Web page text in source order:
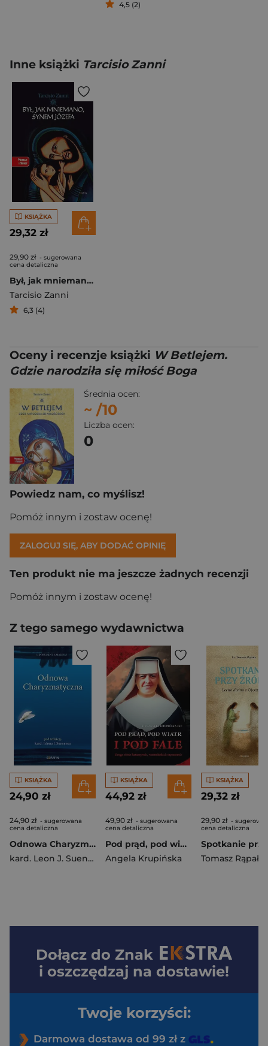
4,5 (2)
Inne książki Tarcisio Zanni
KSIĄŻKA
29,32 zł
29,90 zł - sugerowana
cena detaliczna
Był, jak mniemano, synem Józefa
Tarcisio Zanni
6,3 (4)
Oceny i recenzje książki W Betlejem.
Gdzie narodziła się miłość Boga
Średnia ocen:
~ /10
Liczba ocen:
0
Powiedz nam, co myślisz!
Pomóż innym i zostaw ocenę!
ZALOGUJ SIĘ, ABY DODAĆ OPINIĘ
Ten produkt nie ma jeszcze żadnych recenzji
Pomóż innym i zostaw ocenę!
Z tego samego wydawnictwa
KSIĄŻKA
24,90 zł
24,90 zł - sugerowana
cena detaliczna
Odnowa Charyzmatyczna I Dokument z Malines Wskazania teologiczne i duszpasterskie
kard. Leon J. Suenens
KSIĄŻKA
44,92 zł
49,90 zł - sugerowana
cena detaliczna
Pod prąd, pod wiatr i pod fale w.2
Angela Krupińska
KSIĄŻKA
29,32 zł
29,90 zł -
cena detaliczna
Tomasz Rąpała
Dołącz do Znak
i oszczędzaj na dostawie!
Twoje korzyści:
Darmowa dostawa od 99 zł z